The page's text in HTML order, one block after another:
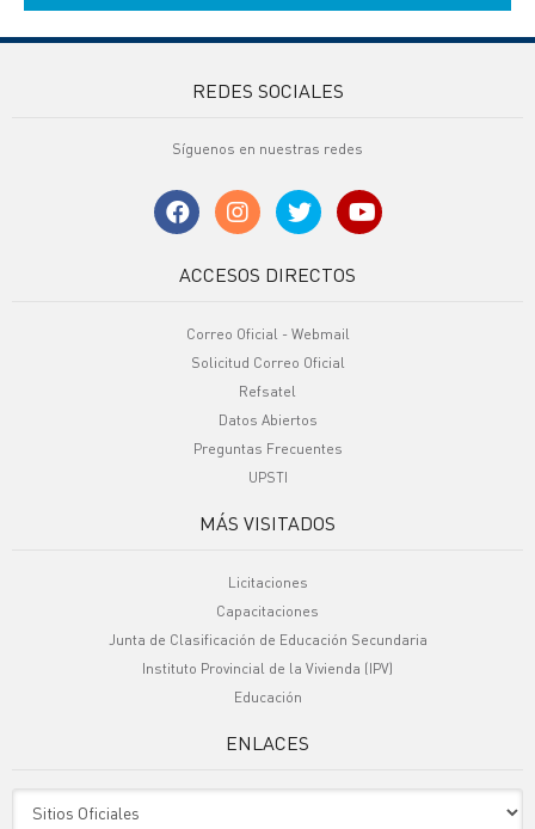
REDES SOCIALES
Síguenos en nuestras redes
ACCESOS DIRECTOS
Correo Oficial - Webmail
Solicitud Correo Oficial
Refsatel
Datos Abiertos
Preguntas Frecuentes
UPSTI
MÁS VISITADOS
Licitaciones
Capacitaciones
Junta de Clasificación de Educación Secundaria
Instituto Provincial de la Vivienda (IPV)
Educación
ENLACES